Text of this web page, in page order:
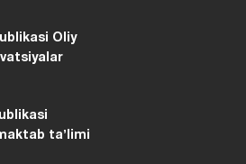
Oliy
taʼlimi